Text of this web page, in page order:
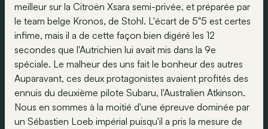
meilleur sur la Citroën Xsara semi-privée, et préparée par
le team belge Kronos, de Stohl. L'écart de 5"5 est certes
infime, mais il a de cette façon bien digéré les 12
secondes que l'Autrichien lui avait mis dans la 9e
spéciale. Le malheur des uns fait le bonheur des autres
Auparavant, ces deux protagonistes avaient profités des
ennuis du deuxième pilote Subaru, l'Australien Atkinson.
Nous en sommes à la moitié d'une épreuve dominée par
un Sébastien Loeb impérial puisqu'il a pris la mesure de